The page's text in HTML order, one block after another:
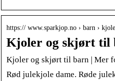
https:// www.sparkjop.no › barn ›
Kjoler og skjørt til
Kjoler og skjørt til barn | Mer
Rød julekjole dame. Røde